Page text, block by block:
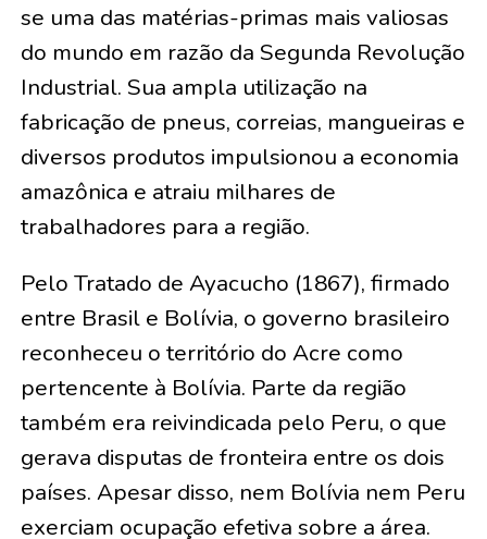
se uma das matérias-primas mais valiosas
do mundo em razão da Segunda Revolução
Industrial. Sua ampla utilização na
fabricação de pneus, correias, mangueiras e
diversos produtos impulsionou a economia
amazônica e atraiu milhares de
trabalhadores para a região.
Pelo Tratado de Ayacucho (1867), firmado
entre Brasil e Bolívia, o governo brasileiro
reconheceu o território do Acre como
pertencente à Bolívia. Parte da região
também era reivindicada pelo Peru, o que
gerava disputas de fronteira entre os dois
países. Apesar disso, nem Bolívia nem Peru
exerciam ocupação efetiva sobre a área.